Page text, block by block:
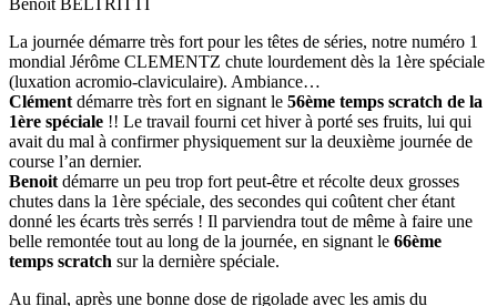
La journée démarre très fort pour les têtes de séries, notre numéro 1
mondial Jérôme CLEMENTZ chute lourdement dès la 1ère spéciale
(luxation acromio-claviculaire). Ambiance…
Clément démarre très fort en signant le 56ème temps scratch de la
1ère spéciale !! Le travail fourni cet hiver à porté ses fruits, lui qui
avait du mal à confirmer physiquement sur la deuxième journée de
course l’an dernier.
Benoit démarre un peu trop fort peut-être et récolte deux grosses
chutes dans la 1ère spéciale, des secondes qui coûtent cher étant
donné les écarts très serrés ! Il parviendra tout de même à faire une
belle remontée tout au long de la journée, en signant le 66ème
temps scratch sur la dernière spéciale.
Au final, après une bonne dose de rigolade avec les amis du